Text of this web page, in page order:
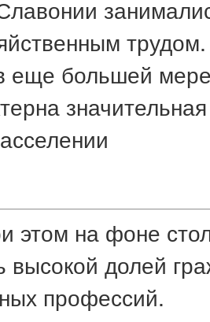
еще большей
этом на фоне
высокой долей
профессий.